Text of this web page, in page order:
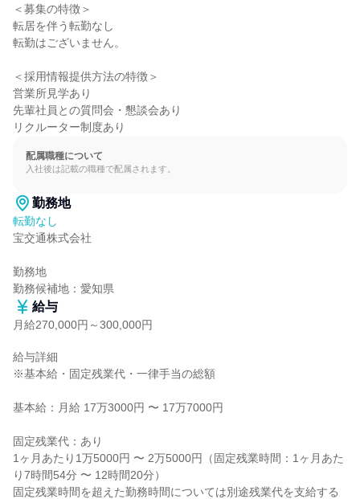
＜募集の特徴＞
転居を伴う転勤なし
転勤はございません。
＜採用情報提供方法の特徴＞
営業所見学あり
先輩社員との質問会・懇談会あり
リクルーター制度あり
配属職種について
入社後は記載の職種で配属されます。
勤務地
転勤なし
宝交通株式会社
勤務地
勤務候補地：愛知県
給与
月給270,000円～300,000円
給与詳細
※基本給・固定残業代・一律手当の総額
基本給：月給 17万3000円 〜 17万7000円
固定残業代：あり
1ヶ月あたり1万5000円 〜 2万5000円（固定残業時間：1ヶ月あた
り7時間54分 〜 12時間20分）
固定残業時間を超えた勤務時間については別途残業代を支給する